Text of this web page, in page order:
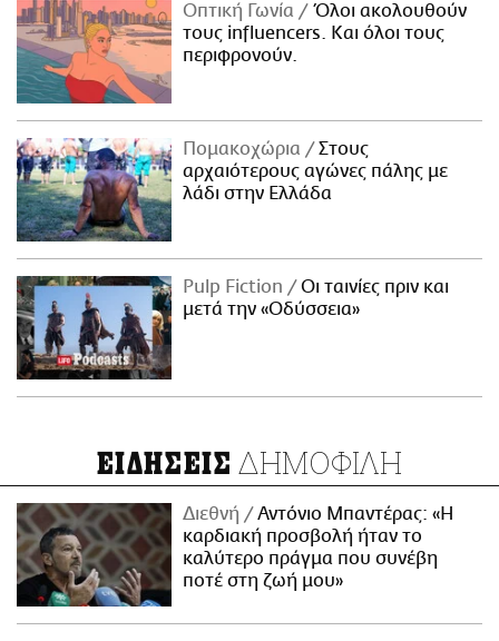
Οπτική Γωνία
Όλοι ακολουθούν
τους influencers. Και όλοι τους
περιφρονούν.
Πομακοχώρια
Στους
αρχαιότερους αγώνες πάλης με
λάδι στην Ελλάδα
Pulp Fiction
Οι ταινίες πριν και
μετά την «Οδύσσεια»
ΕΙΔΗΣΕΙΣ ΔΗΜΟΦΙΛΗ
Διεθνή
Αντόνιο Μπαντέρας: «Η
καρδιακή προσβολή ήταν το
καλύτερο πράγμα που συνέβη
ποτέ στη ζωή μου»